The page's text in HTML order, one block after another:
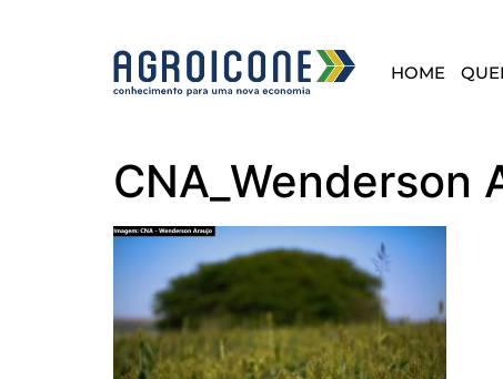
HOME
CNA_Wenderson